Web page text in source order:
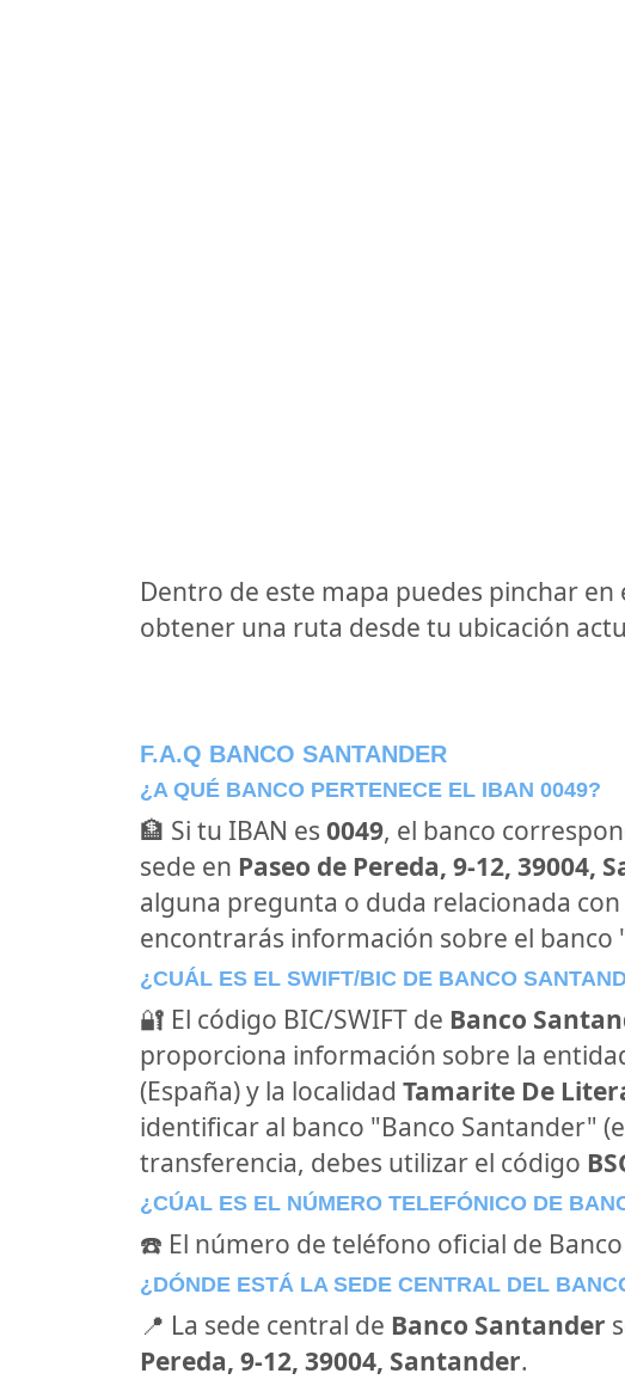
Dentro de este mapa puedes pinchar en
obtener una ruta desde tu ubicación
F.A.Q BANCO SANTANDER
¿A QUÉ BANCO PERTENECE EL IBAN 0049?
🏦 Si tu IBAN es 0049, el banco
sede en Paseo de Pereda, 9-12, 39004,
alguna pregunta o duda relacionada
encontrarás información sobre el banco
¿CUÁL ES EL SWIFT/BIC DE BANCO
🔐 El código BIC/SWIFT de Banco
proporciona información sobre la
(España) y la localidad Tamarite De
identificar al banco "Banco Santander"
transferencia, debes utilizar el código
¿CÚAL ES EL NÚMERO TELEFÓNICO DE
☎️ El número de teléfono oficial de
¿DÓNDE ESTÁ LA SEDE CENTRAL DEL
📍 La sede central de Banco Santander
Pereda, 9-12, 39004, Santander.